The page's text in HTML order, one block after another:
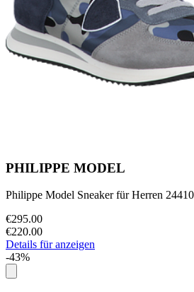
PHILIPPE MODEL
Philippe Model Sneaker für Herren
€295.00
€220.00
Details für anzeigen
-43%